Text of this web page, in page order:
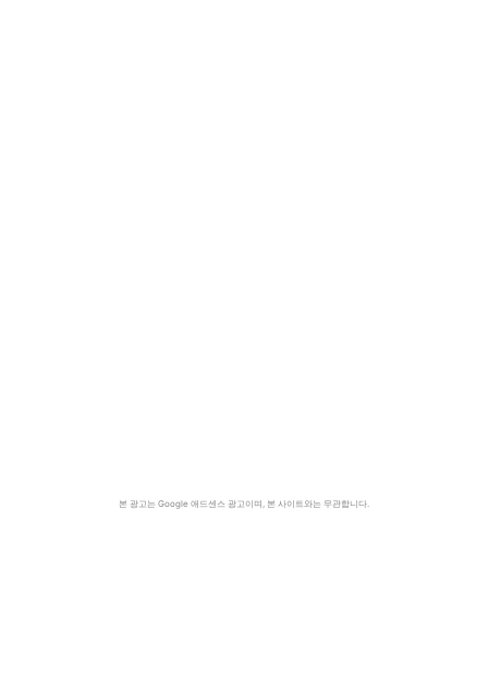
본 광고는 Google 애드센스 광고이며, 본 사이트와는 무관합니다.